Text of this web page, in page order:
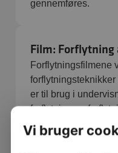
gennemføres.
Film: Forflytning
Forflytningsfilmene
er til brug i
forflytning og
sammen med
Vi bruger